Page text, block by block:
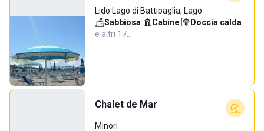
Lido Lago di Battipaglia, Lago
Sabbiosa· Cabine· Doccia calda·
e altri 17…
Chalet de Mar
Minori